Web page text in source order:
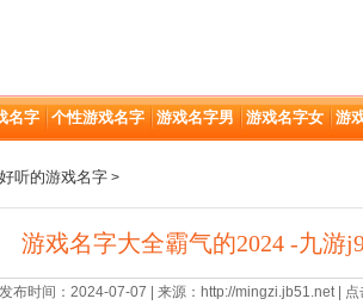
名字 个性游戏名字 游戏名字男 游戏名字女 游
好听的游戏名字 >
游戏名字大全霸气的2024 -九游
发布时间：2024-07-07 | 来源：http://mingzi.jb51.net |